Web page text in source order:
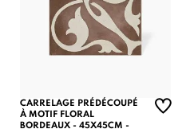
CARRELAGE PRÉDÉCOUPÉ
À MOTIF FLORAL
BORDEAUX - 45X45CM -